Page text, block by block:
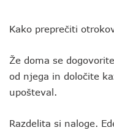
Kako preprečiti
Že doma se
od njega in določite
upošteval.
Razdelita si naloge.